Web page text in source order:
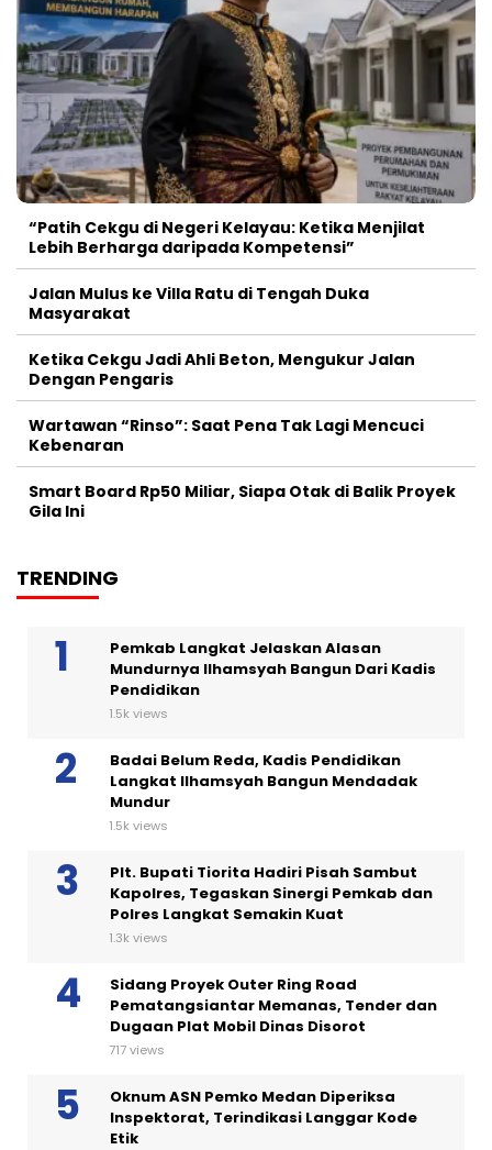
“Patih Cekgu di Negeri Kelayau: Ketika Menjilat
Lebih Berharga daripada Kompetensi”
Jalan Mulus ke Villa Ratu di Tengah Duka
Masyarakat
Ketika Cekgu Jadi Ahli Beton, Mengukur Jalan
Dengan Pengaris
Wartawan “Rinso”: Saat Pena Tak Lagi Mencuci
Kebenaran
Smart Board Rp50 Miliar, Siapa Otak di Balik Proyek
Gila Ini
TRENDING
Pemkab Langkat Jelaskan Alasan
Mundurnya Ilhamsyah Bangun Dari Kadis
Pendidikan
1.5k views
Badai Belum Reda, Kadis Pendidikan
Langkat Ilhamsyah Bangun Mendadak
Mundur
1.5k views
Plt. Bupati Tiorita Hadiri Pisah Sambut
Kapolres, Tegaskan Sinergi Pemkab dan
Polres Langkat Semakin Kuat
1.3k views
Sidang Proyek Outer Ring Road
Pematangsiantar Memanas, Tender dan
Dugaan Plat Mobil Dinas Disorot
717 views
Oknum ASN Pemko Medan Diperiksa
Inspektorat, Terindikasi Langgar Kode
Etik